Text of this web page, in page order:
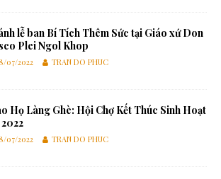
lễ ban Bí Tích Thêm Sức tại Giáo xứ Don
Plei Ngol Khop
07/2022 TRAN DO PHUC
Họ Làng Ghè: Hội Chợ Kết Thúc Sinh Hoạt
07/2022 TRAN DO PHUC